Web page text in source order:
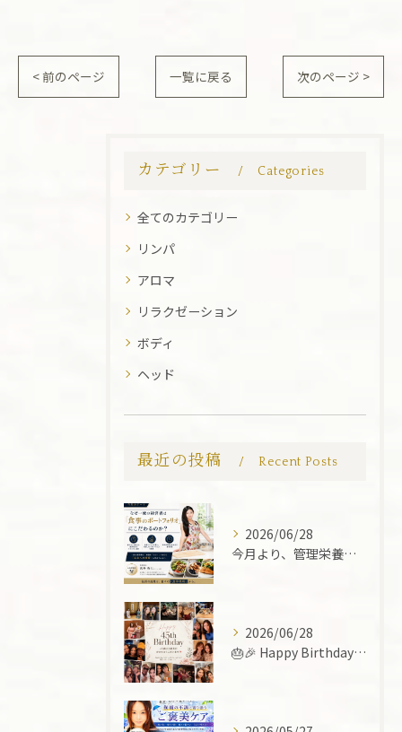
< 前のページ 一覧に戻る 次のページ >
カテゴリー Categories
全てのカテゴリー
リンパ
アロマ
リラクゼーション
ボディ
ヘッド
最近の投稿 Recent Posts
2026/06/28
今月より、管理栄養士 武井 香七さんにご協力いただき、お食事...
2026/06/28
🎂🎉 Happy Birthday to Me! 💐✨